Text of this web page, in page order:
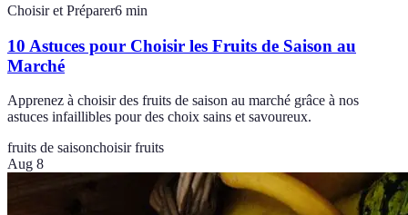
Choisir et Préparer6 min
10 Astuces pour Choisir les Fruits de Saison au
Marché
Apprenez à choisir des fruits de saison au marché grâce à nos
astuces infaillibles pour des choix sains et savoureux.
fruits de saisonchoisir fruits
Aug 8